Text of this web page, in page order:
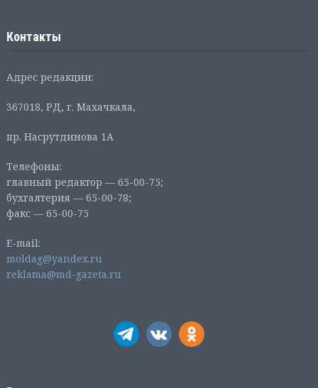
Контакты
Адрес редакции:
367018, РД, г. Махачкала,
пр. Насрутдинова 1А
Телефоны:
главный редактор — 65-00-75;
бухгалтерия — 65-00-78;
факс — 65-00-75
E-mail:
moldag@yandex.ru
reklama@md-gazeta.ru